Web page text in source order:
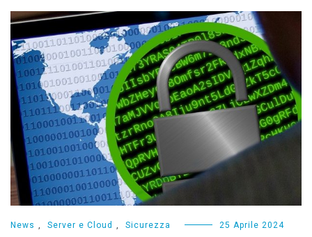
News Server e Cloud Sicurezza 25 Aprile 2024